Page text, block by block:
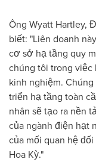
Ông Wyatt Hartley,
biết: "Liên doanh
cơ sở hạ tầng quy
chúng tôi trong
kinh nghiệm.
triển hạ tầng toàn
nhân sẽ tạo ra nền
của ngành điện hạt
của mối quan hệ
Hoa Kỳ."